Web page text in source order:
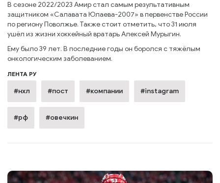
В сезоне 2022/2023 Амир стал самым результативным
защитником «Салавата Юлаева-2007» в первенстве России
по региону Поволжье. Также стоит отметить, что 31 июля
ушёл из жизни хоккейный вратарь Алексей Мурыгин.
Ему было 39 лет. В последние годы он боролся с тяжёлым
онкологическим заболеванием.
ЛЕНТА РУ
#нхл #пост #компании #instagram
#рф #овечкин